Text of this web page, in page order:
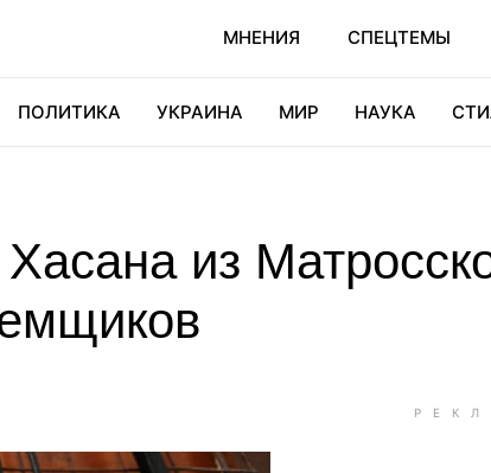
МНЕНИЯ СПЕЦТЕМЫ
ПОЛИТИКА УКРАИНА МИР НАУКА
из